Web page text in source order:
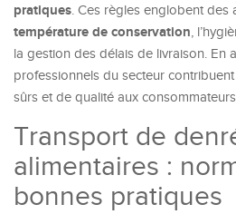
pratiques. Ces règles englobent des
température de conservation,
la gestion des délais de livraison. En
professionnels du secteur
sûrs et de qualité aux
Transport de
alimentaires :
bonnes pratiques